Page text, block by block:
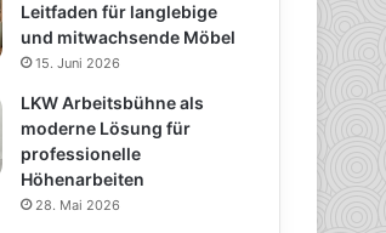
Leitfaden für langlebige
und mitwachsende Möbel
15. Juni 2026
LKW Arbeitsbühne als
moderne Lösung für
professionelle
Höhenarbeiten
28. Mai 2026